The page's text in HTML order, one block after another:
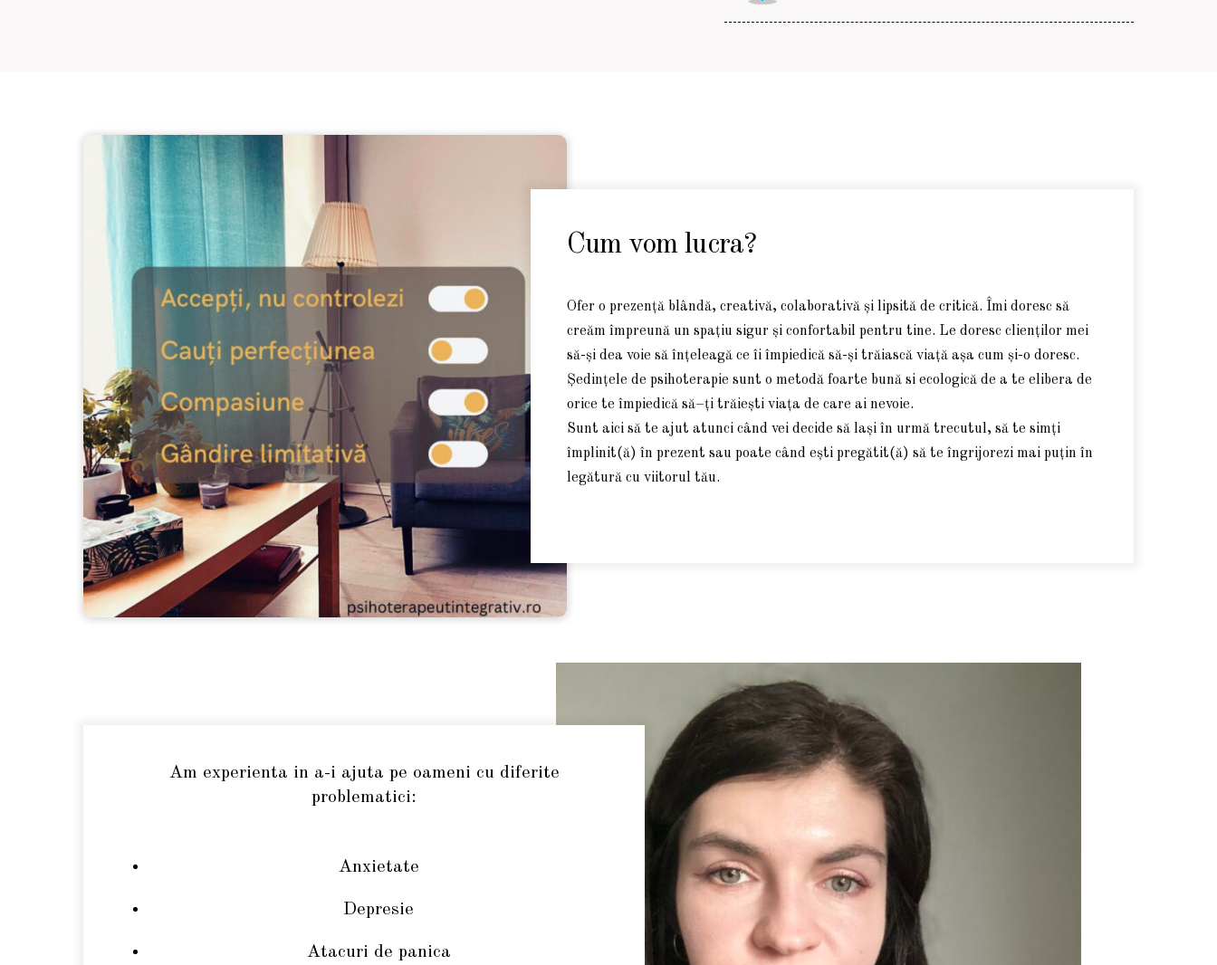
Cum vom lucra?
Ofer o prezență blândă, creativă, colaborativă și lipsită de critică. Îmi doresc să
creăm împreună un spațiu sigur și confortabil pentru tine. Le doresc clienților mei
să-și dea voie să înțeleagă ce îi împiedică să-și trăiască viață așa cum și-o doresc.
Ședințele de psihoterapie sunt o metodă foarte bună si ecologică de a te elibera de
orice te împiedică să–țitrăiești viața de care ai nevoie.
Sunt aici să te ajut atunci când vei decide să lași în urmă trecutul, să te simți
împlinit(ă) în prezent sau poate când ești pregătit(ă) să te îngrijorezi mai puțin în
legătură cu viitorul tău.
Am experienta in a-i ajuta pe oameni cu diferite
problematici:
Anxietate
Depresie
Atacuri de panica